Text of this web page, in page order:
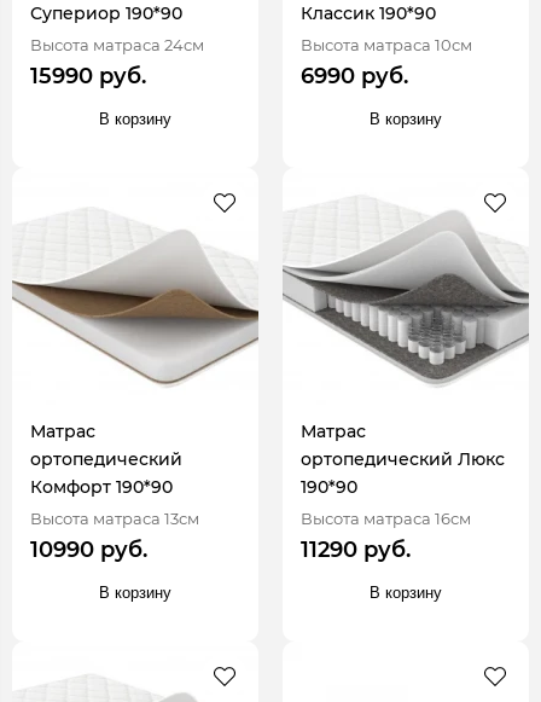
Супериор 190*90
Высота матраса 24см
15990 руб.
В корзину
Классик 190*90
Высота матраса 10см
6990 руб.
В корзину
Матрас
ортопедический
Комфорт 190*90
Высота матраса 13см
10990 руб.
В корзину
Матрас
ортопедический Люкс
190*90
Высота матраса 16см
11290 руб.
В корзину